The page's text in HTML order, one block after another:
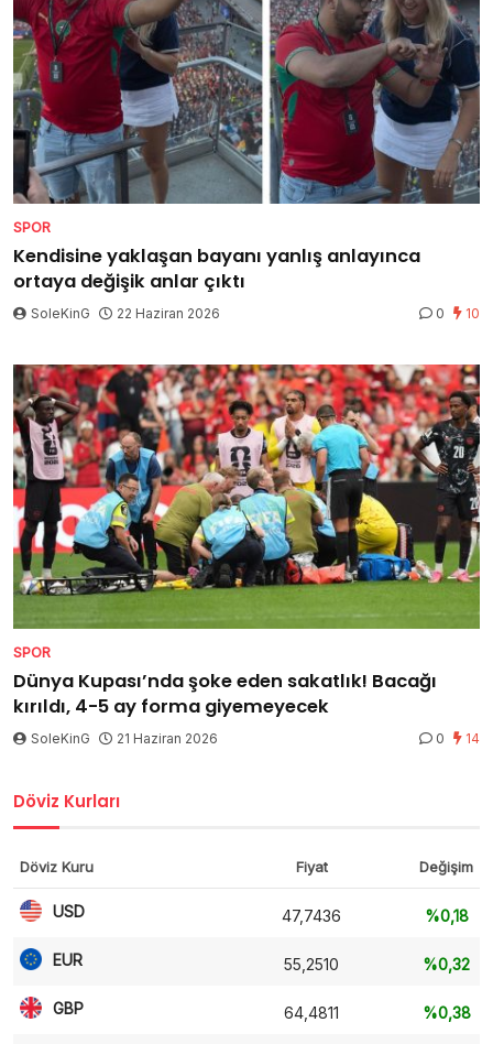
SPOR
Kendisine yaklaşan bayanı yanlış anlayınca
ortaya değişik anlar çıktı
SoleKinG 22 Haziran 2026 0 10
SPOR
Dünya Kupası’nda şoke eden sakatlık! Bacağı
kırıldı, 4-5 ay forma giyemeyecek
SoleKinG 21 Haziran 2026 0 14
Döviz Kurları
Döviz Kuru Fiyat Değişim
USD 47,7436 %0,18
EUR 55,2510 %0,32
GBP 64,4811 %0,38